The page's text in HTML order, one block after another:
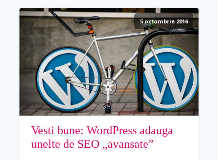
5 octombrie 2016
Vesti bune: WordPress adauga
unelte de SEO „avansate”